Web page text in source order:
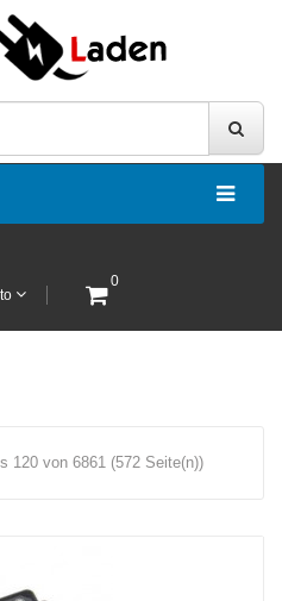
0
120 von 6861 (572 Seite(n))